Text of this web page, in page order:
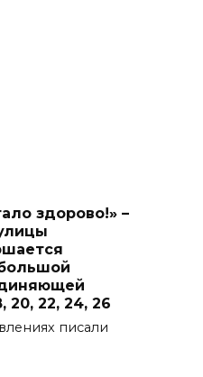
здорово!» –
22, 24, 26
писали